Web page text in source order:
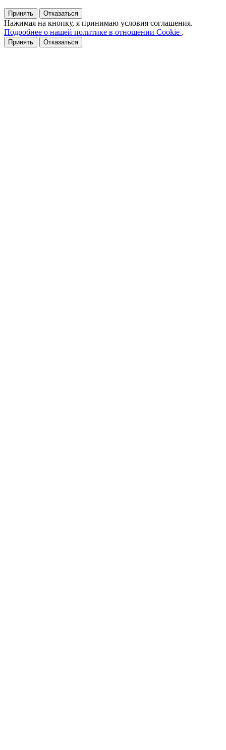
Принять Отказаться
Нажимая на кнопку, я принимаю условия соглашения.
Подробнее о нашей политике в отношении Cookie .
Принять Отказаться